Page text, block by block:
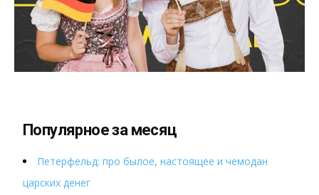
Популярное за месяц
Петерфельд: про былое, настоящее и чемодан
царских денег